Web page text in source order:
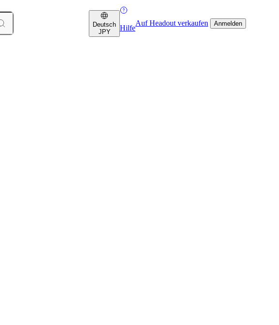
Deutsch
JPY
Hilfe
Auf Headout verkaufen Anmelden